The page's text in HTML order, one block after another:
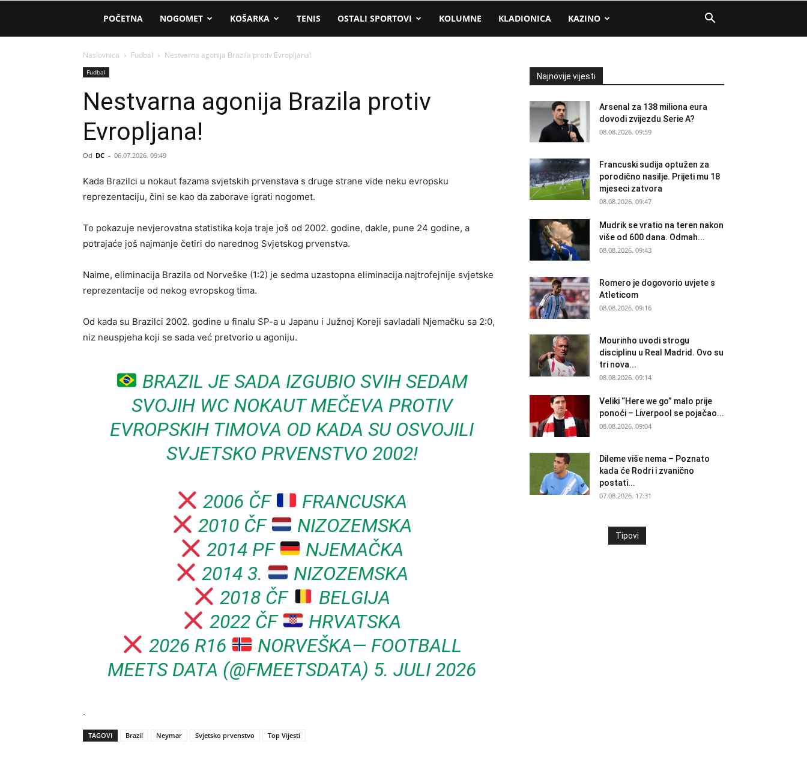
AM
Sport
POČETNA NOGOMET KOŠARKA TENIS OSTALI SPORTOVI KOLUMNE KLADIONICA KAZINO
Naslovnica Fudbal Nestvarna agonija Brazila protiv Evropljana!
Fudbal
Nestvarna agonija Brazila protiv
Evropljana!
Od DC - 06.07.2026. 09:49
Kada Brazilci u nokaut fazama svjetskih prvenstava s druge strane vide neku evropsku
reprezentaciju, čini se kao da zaborave igrati nogomet.
To pokazuje nevjerovatna statistika koja traje još od 2002. godine, dakle, pune 24 godine, a
potrajaće još najmanje četiri do narednog Svjetskog prvenstva.
Naime, eliminacija Brazila od Norveške (1:2) je sedma uzastopna eliminacija najtrofejnije svjetske
reprezentacije od nekog evropskog tima.
Od kada su Brazilci 2002. godine u finalu SP-a u Japanu i Južnoj Koreji savladali Njemačku sa 2:0,
niz neuspjeha koji se sada već pretvorio u agoniju.
BRAZIL JE SADA IZGUBIO SVIH SEDAM
SVOJIH WC NOKAUT MEČEVA PROTIV
EVROPSKIH TIMOVA OD KADA SU OSVOJILI
SVJETSKO PRVENSTVO 2002!
2006 ČF
FRANCUSKA
2010 ČF
NIZOZEMSKA
2014 PF
NJEMAČKA
2014 3.
NIZOZEMSKA
2018 ČF
BELGIJA
2022 ČF
HRVATSKA
2026 R16
NORVEŠKA— FOOTBALL
MEETS DATA (@FMEETSDATA) 5. JULI 2026
.
TAGOVI Brazil Neymar Svjetsko prvenstvo Top Vijesti
Najnovije vijesti
Arsenal za 138 miliona eura
dovodi zvijezdu Serie A?
08.08.2026. 09:59
Francuski sudija optužen za
porodično nasilje. Prijeti mu 18
mjeseci zatvora
08.08.2026. 09:47
Mudrik se vratio na teren nakon
više od 600 dana. Odmah...
08.08.2026. 09:43
Romero je dogovorio uvjete s
Atleticom
08.08.2026. 09:16
Mourinho uvodi strogu
disciplinu u Real Madrid. Ovo su
tri nova...
08.08.2026. 09:14
Veliki “Here we go” malo prije
ponoći – Liverpool se pojačao...
08.08.2026. 09:04
Dileme više nema – Poznato
kada će Rodri i zvanično
postati...
07.08.2026. 17:31
Tipovi